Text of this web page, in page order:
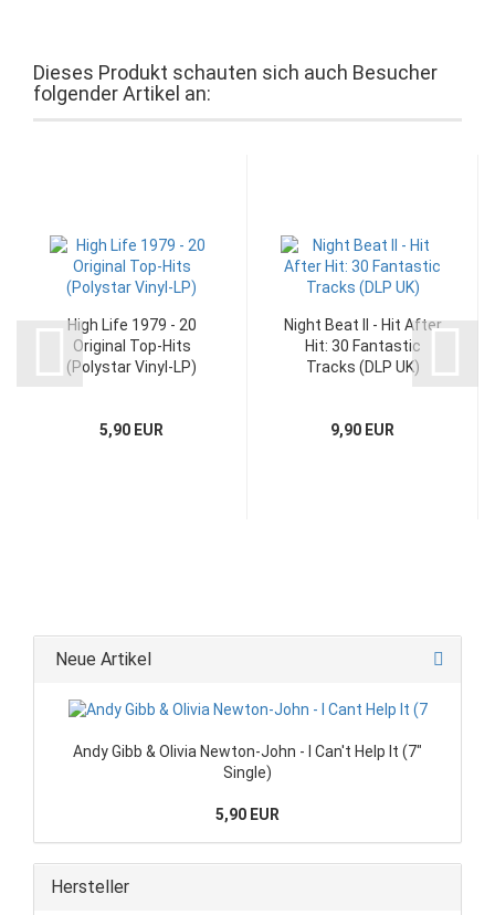
Dieses Produkt schauten sich auch Besucher
folgender Artikel an:
High Life 1979 - 20
Original Top-Hits
(Polystar Vinyl-LP)
5,90 EUR
Night Beat II - Hit After
Hit: 30 Fantastic
Tracks (DLP UK)
9,90 EUR
Neue Artikel
Andy Gibb & Olivia Newton-John - I Can't Help It (7"
Single)
5,90 EUR
Hersteller